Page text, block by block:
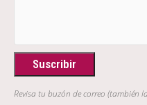
Revisa tu buzón de correo (también